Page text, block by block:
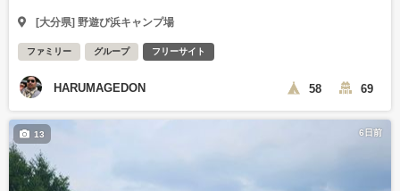
[大分県] 野遊び浜キャンプ場
ファミリー グループ フリーサイト
HARUMAGEDON 58 69
6日前
13